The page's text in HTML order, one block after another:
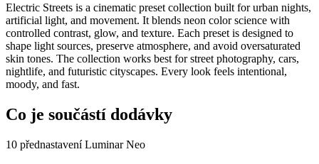
Electric Streets is a cinematic preset collection built for urban nights,
artificial light, and movement. It blends neon color science with
controlled contrast, glow, and texture. Each preset is designed to
shape light sources, preserve atmosphere, and avoid oversaturated
skin tones. The collection works best for street photography, cars,
nightlife, and futuristic cityscapes. Every look feels intentional,
moody, and fast.
Co je součástí dodávky
10 přednastavení Luminar Neo